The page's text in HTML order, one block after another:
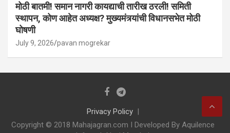
मोठी बातमी! समान नागरी कायद्याची तारीख ठरली! समिती
स्थापन, कोण आहेत अध्यक्ष? मुख्यमंत्र्यांची विधानसभेत मोठी
घोषणी
July 9, 2026 pavan mogrekar
Privacy Policy
Copyright © 2018 Mahajagran.com I Developed By Aquilence